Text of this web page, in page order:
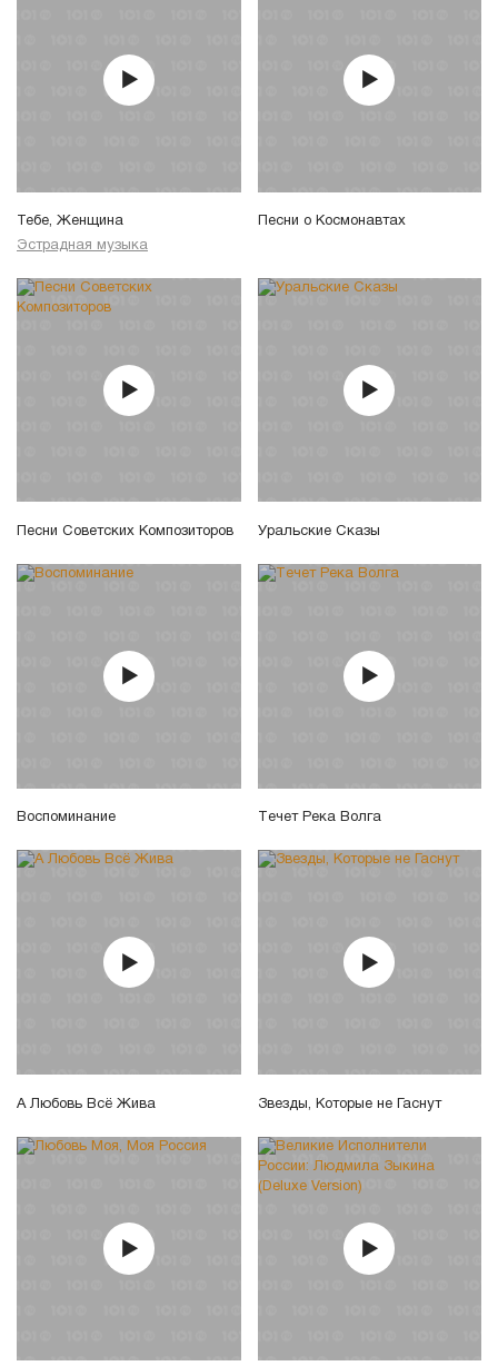
Тебе, Женщина
Эстрадная музыка
Песни о Космонавтах
Песни Советских Композиторов Уральские Сказы
Воспоминание Tечет Река Волга
А Любовь Всё Жива Звезды, Которые не Гаснут